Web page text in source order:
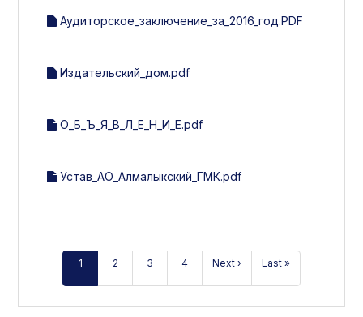
Аудиторское_заключение_за_2016_год.PDF
Издательский_дом.pdf
О_Б_Ъ_Я_В_Л_Е_Н_И_Е.pdf
Устав_АО_Алмалыкский_ГМК.pdf
1 2 3 4 Next › Last »